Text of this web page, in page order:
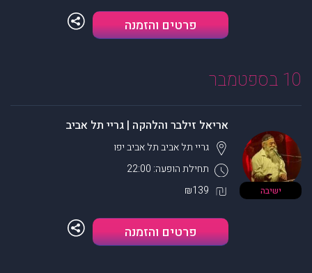
פרטים והזמנה
10 בספטמבר
ישיבה
אריאל זילבר והלהקה | גריי תל אביב
תחילת הופעה: 22:00
גריי תל אביבתל אביב יפו
₪139
פרטים והזמנה